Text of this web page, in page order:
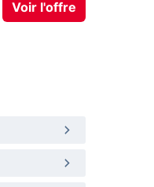
Voir l'offre